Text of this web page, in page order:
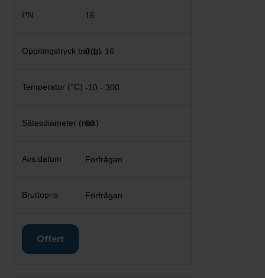
16
0,1 - 16
-10 - 300
60
Förfrågan
Förfrågan
Offert